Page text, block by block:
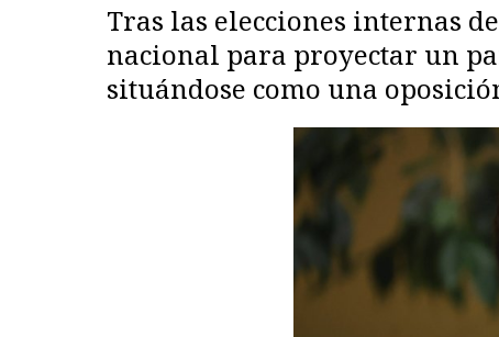
Tras las elecciones internas
nacional para proyectar un
situándose como una